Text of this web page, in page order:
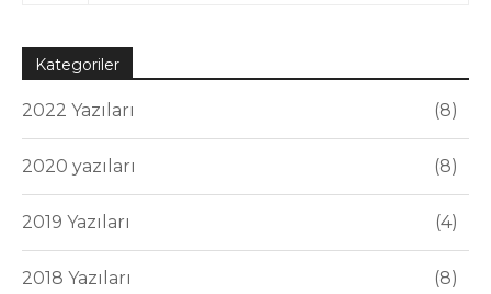
Kategoriler
2022 Yazıları 8
2020 yazıları 8
2019 Yazıları 4
2018 Yazıları 8